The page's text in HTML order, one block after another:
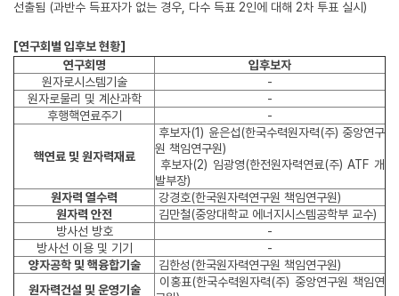
선출됨 (과반수 득표자가 없는 경우, 다수 득표 2인에 대해 2차 투표 실시)
[연구회별 입후보 현황]
연구회명
입후보자
원자로시스템기술
-
원자로물리 및 계산과학
-
후행핵연료주기
-
핵연료 및 원자력재료
후보자(1) 윤은섭(한국수력원자력(주) 중앙연구
원 책임연구원)
후보자(2) 임광영(한전원자력연료(주) ATF 개
발부장)
원자력 열수력
강경호(한국원자력연구원 책임연구원)
원자력 안전
김만철(중앙대학교 에너지시스템공학부 교수)
방사선 방호
-
방사선 이용 및 기기
-
양자공학 및 핵융합기술
김한성(한국원자력연구원 책임연구원)
원자력건설 및 운영기술
이홍표(한국수력원자력(주) 중앙연구원 책임연